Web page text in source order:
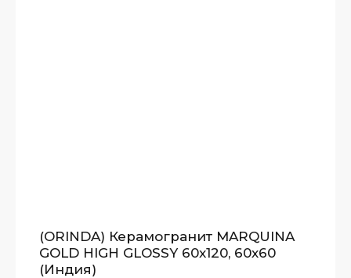
(ORINDA) Керамогранит MARQUINA
GOLD HIGH GLOSSY 60x120, 60х60
(Индия)